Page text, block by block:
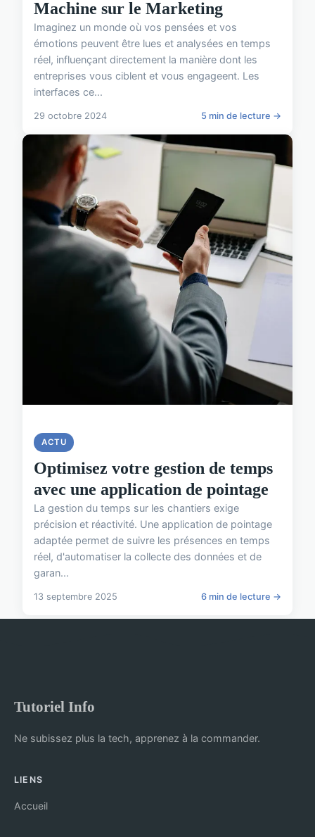
Machine sur le Marketing
Imaginez un monde où vos pensées et vos
émotions peuvent être lues et analysées en temps
réel, influençant directement la manière dont les
entreprises vous ciblent et vous engageent. Les
interfaces ce...
29 octobre 2024 5 min de lecture →
ACTU
Optimisez votre gestion de temps
avec une application de pointage
La gestion du temps sur les chantiers exige
précision et réactivité. Une application de pointage
adaptée permet de suivre les présences en temps
réel, d'automatiser la collecte des données et de
garan...
13 septembre 2025 6 min de lecture →
Tutoriel Info
Ne subissez plus la tech, apprenez à la commander.
LIENS
Accueil